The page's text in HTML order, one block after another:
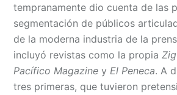
tempranamente dio cuenta de las
segmentación de públicos
de la moderna industria de la
incluyó revistas como la propia
Pacífico Magazine y El Peneca. A
tres primeras, que tuvieron